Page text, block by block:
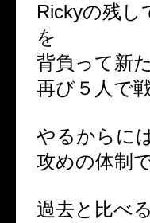
Rickyの残し
を
背負って新
再び５人で
やるからに
攻めの体制
過去と比べ